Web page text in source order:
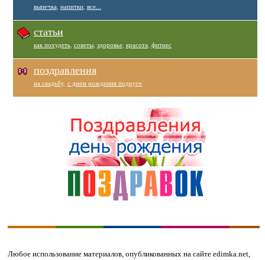
выпечка напитки, все...
статьи
как похудеть, советы, здоровье, красота фитнес
поздравления
на свадьбу, с днем рождения подруге
Любое использование материалов, опубликованных на сайте edimka.net,